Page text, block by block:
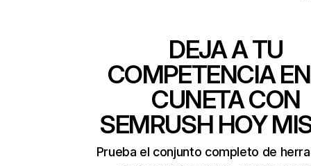
DEJA A TU
COMPETENCIA
CUNETA CON
SEMRUSH HOY
Prueba el conjunto completo de